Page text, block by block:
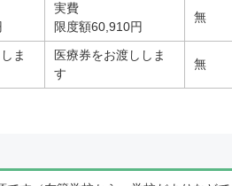
実費
限度額60,910円
無
ま
医療券をお渡ししま
す
無